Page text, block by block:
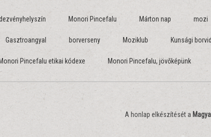
Monori Pincefalu Márton nap mozi
Gasztroangyal borverseny Moziklub Kunsági
Monori Pincefalu etikai kódexe Monori Pincefalu, jövőképünk
A honlap elkészítését a